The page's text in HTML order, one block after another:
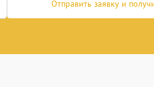
Отправить заявку и